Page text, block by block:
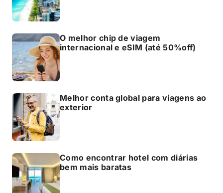
O melhor chip de viagem
internacional e eSIM (até 50%off)
Melhor conta global para viagens ao
exterior
Como encontrar hotel com diárias
bem mais baratas